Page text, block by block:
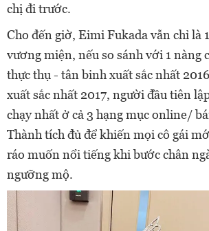
chị đi trước.
Cho đến giờ, Eimi Fukada vẫn chỉ là
vương miện, nếu so sánh với 1 nàng
thực thụ - tân binh xuất sắc nhất
xuất sắc nhất 2017, người đầu tiên
chạy nhất ở cả 3 hạng mục online/
Thành tích đủ để khiến mọi cô gái
ráo muốn nổi tiếng khi bước chân
ngưỡng mộ.